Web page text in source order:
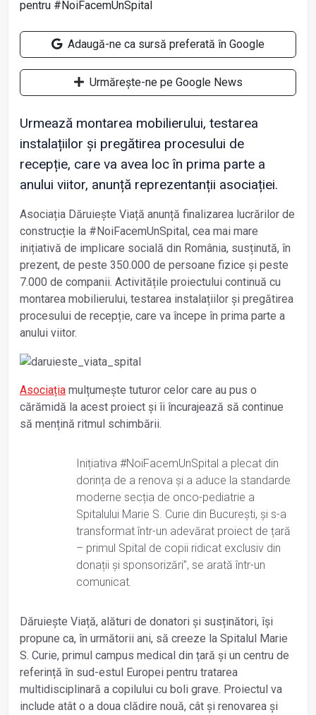
Adaugă-ne ca sursă preferată în Google
Urmărește-ne pe Google News
Urmează montarea mobilierului, testarea
instalațiilor și pregătirea procesului de
recepție, care va avea loc în prima parte a
anului viitor, anunță reprezentanții asociației.
Asociația Dăruiește Viață anunță finalizarea lucrărilor de
construcție la #NoiFacemUnSpital, cea mai mare
inițiativă de implicare socială din România, susținută, în
prezent, de peste 350.000 de persoane fizice și peste
7.000 de companii. Activitățile proiectului continuă cu
montarea mobilierului, testarea instalațiilor și pregătirea
procesului de recepție, care va începe în prima parte a
anului viitor.
Asociația mulțumește tuturor celor care au pus o
cărămidă la acest proiect și îi încurajează să continue
să mențină ritmul schimbării.
Inițiativa #NoiFacemUnSpital a plecat din
dorința de a renova și a aduce la standarde
moderne secția de onco-pediatrie a
Spitalului Marie S. Curie din București, și s-a
transformat într-un adevărat proiect de țară
– primul Spital de copii ridicat exclusiv din
donații și sponsorizări”, se arată într-un
comunicat.
Dăruiește Viață, alături de donatori și susținători, își
propune ca, în următorii ani, să creeze la Spitalul Marie
S. Curie, primul campus medical din țară și un centru de
referință în sud-estul Europei pentru tratarea
multidisciplinară a copilului cu boli grave. Proiectul va
include atât o a doua clădire nouă, cât și renovarea și